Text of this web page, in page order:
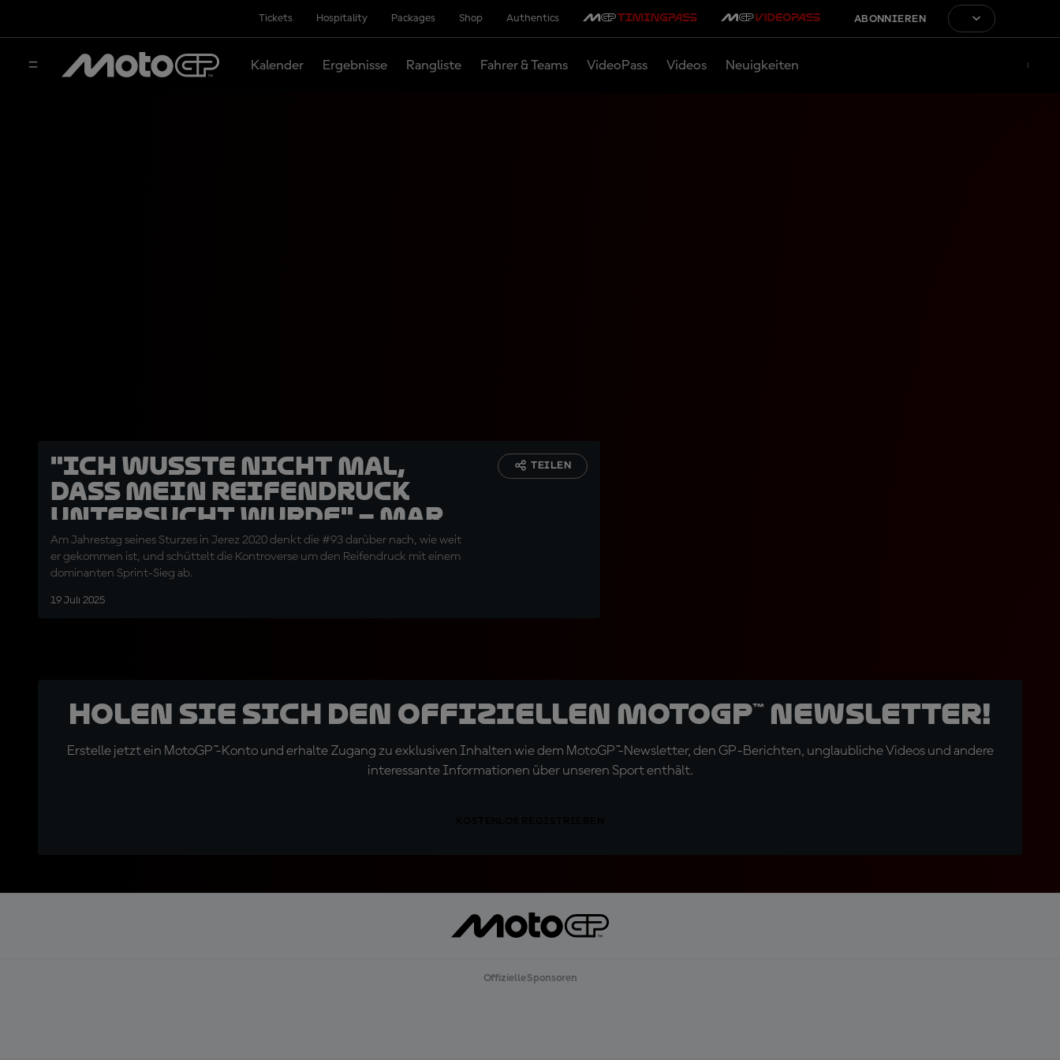
Tickets Hospitality Packages Shop Authentics ABONNIEREN
Kalender Ergebnisse Rangliste Fahrer & Teams VideoPass Videos Neuigkeiten
"Ich wusste nicht mal,
dass mein Reifendruck
untersucht wurde" – Marc
Márquez
Am Jahrestag seines Sturzes in Jerez 2020 denkt die #93 darüber nach, wie weit
er gekommen ist, und schüttelt die Kontroverse um den Reifendruck mit einem
dominanten Sprint-Sieg ab.
19 Juli 2025
TEILEN
Holen Sie sich den offiziellen MotoGP™ Newsletter!
Erstelle jetzt ein MotoGP™-Konto und erhalte Zugang zu exklusiven Inhalten wie dem MotoGP™-Newsletter, den GP-Berichten, unglaubliche Videos und andere
interessante Informationen über unseren Sport enthält.
Offizielle Sponsoren